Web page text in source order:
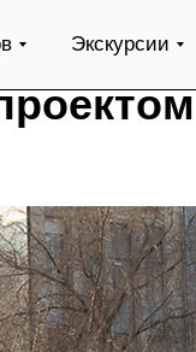
Экскурсии